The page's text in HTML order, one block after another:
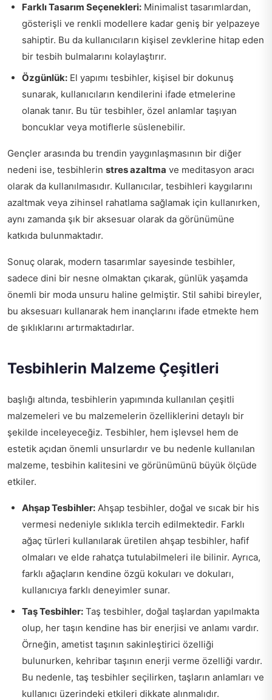
Farklı Tasarım Seçenekleri: Minimalist tasarımlardan,
gösterişli ve renkli modellere kadar geniş bir yelpazeye
sahiptir. Bu da kullanıcıların kişisel zevklerine hitap eden
bir tesbih bulmalarını kolaylaştırır.
Özgünlük: El yapımı tesbihler, kişisel bir dokunuş
sunarak, kullanıcıların kendilerini ifade etmelerine
olanak tanır. Bu tür tesbihler, özel anlamlar taşıyan
boncuklar veya motiflerle süslenebilir.
Gençler arasında bu trendin yaygınlaşmasının bir diğer
nedeni ise, tesbihlerin stres azaltma ve meditasyon aracı
olarak da kullanılmasıdır. Kullanıcılar, tesbihleri kaygılarını
azaltmak veya zihinsel rahatlama sağlamak için kullanırken,
aynı zamanda şık bir aksesuar olarak da görünümüne
katkıda bulunmaktadır.
Sonuç olarak, modern tasarımlar sayesinde tesbihler,
sadece dini bir nesne olmaktan çıkarak, günlük yaşamda
önemli bir moda unsuru haline gelmiştir. Stil sahibi bireyler,
bu aksesuarı kullanarak hem inançlarını ifade etmekte hem
de şıklıklarını artırmaktadırlar.
Tesbihlerin Malzeme Çeşitleri
başlığı altında, tesbihlerin yapımında kullanılan çeşitli
malzemeleri ve bu malzemelerin özelliklerini detaylı bir
şekilde inceleyeceğiz. Tesbihler, hem işlevsel hem de
estetik açıdan önemli unsurlardır ve bu nedenle kullanılan
malzeme, tesbihin kalitesini ve görünümünü büyük ölçüde
etkiler.
Ahşap Tesbihler: Ahşap tesbihler, doğal ve sıcak bir his
vermesi nedeniyle sıklıkla tercih edilmektedir. Farklı
ağaç türleri kullanılarak üretilen ahşap tesbihler, hafif
olmaları ve elde rahatça tutulabilmeleri ile bilinir. Ayrıca,
farklı ağaçların kendine özgü kokuları ve dokuları,
kullanıcıya farklı deneyimler sunar.
Taş Tesbihler: Taş tesbihler, doğal taşlardan yapılmakta
olup, her taşın kendine has bir enerjisi ve anlamı vardır.
Örneğin, ametist taşının sakinleştirici özelliği
bulunurken, kehribar taşının enerji verme özelliği vardır.
Bu nedenle, taş tesbihler seçilirken, taşların anlamları ve
kullanıcı üzerindeki etkileri dikkate alınmalıdır.